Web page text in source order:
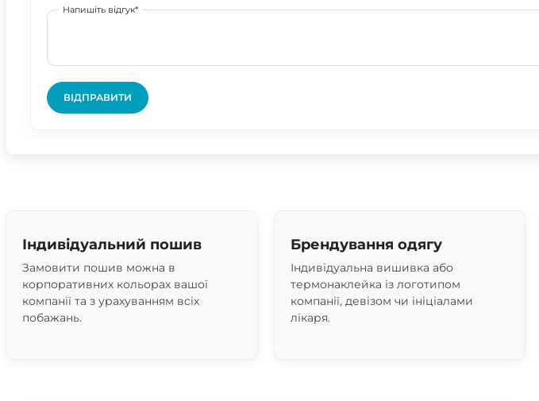
Напишіть відгук*
ВІДПРАВИТИ
Індивідуальний пошив
Замовити пошив можна в
корпоративних кольорах вашої
компанії та з урахуванням всіх
побажань.
Брендування одягу
Індивідуальна вишивка або
термонаклейка із логотипом
компанії, девізом чи ініціалами
лікаря.